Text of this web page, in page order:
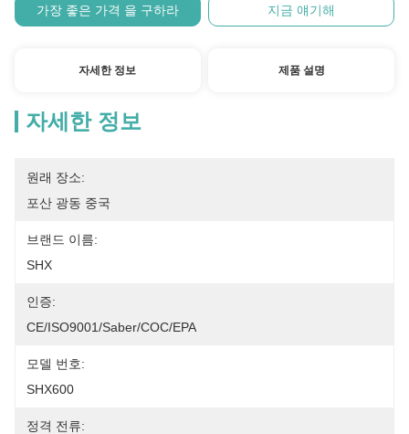
가장 좋은 가격 을 구하라 지금 얘기해
자세한 정보 제품 설명
자세한 정보
원래 장소:
포산 광동 중국
브랜드 이름:
SHX
인증:
CE/ISO9001/Saber/COC/EPA
모델 번호:
SHX600
정격 전류: